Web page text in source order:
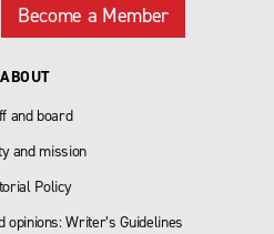
Become a Member
ABOUT
and board
and mission
Policy
Writer’s Guidelines